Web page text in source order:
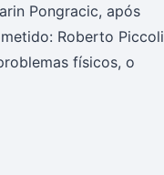
Pongracic, após
Roberto Piccoli
físicos, o